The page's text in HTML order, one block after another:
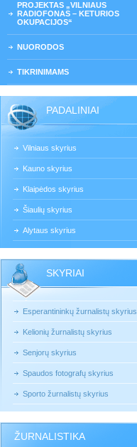
PROJEKTAS „VILNIAUS
RADIOFONAS – KETURIOS
OKUPACIJOS“
NUORODOS
TIKRINIMAMS
PADALINIAI
Vilniaus skyrius
Kauno skyrius
Klaipėdos skyrius
Šiaulių skyrius
Alytaus skyrius
SKYRIAI
Esperantininkų žurnalistų skyrius
Kelionių žurnalistų skyrius
Senjorų skyrius
Spaudos fotografų skyrius
Sporto žurnalistų skyrius
ŽURNALISTIKA